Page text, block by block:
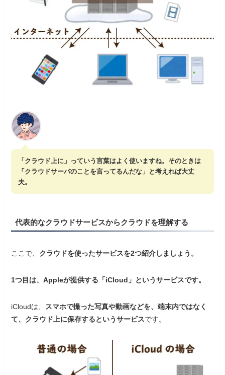
「クラウド上に」っていう言葉はよく使いますね。そのときは
「クラウドサーバのことを言ってるんだな」と考えれば大丈
夫。
代表的なクラウドサービスからクラウドを理解する
ここで、 クラウドを使ったサービスを2つ紹介しましょう。
1つ目は、Appleが提供する「iCloud」というサービスです。
iCloudは、
スマホで撮った写真や動画などを、端末内ではなく
て、クラウド上に保存するというサービスです。